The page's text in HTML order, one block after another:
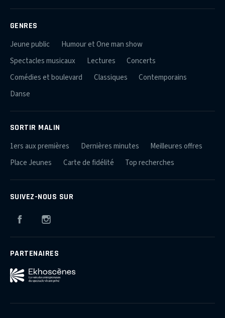
GENRES
Jeune public
Humour et One man show
Spectacles musicaux
Lectures
Concerts
Comédies et boulevard
Classiques
Contemporains
Danse
SORTIR MALIN
1ers aux premières Dernières minutes
Meilleures offres
Place Jeunes
Carte de fidélité Top recherches
SUIVEZ-NOUS SUR
Facebook
PARTENAIRES